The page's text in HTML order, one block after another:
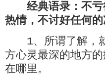
经典语录：不
热情，不讨好任何
1、所谓了解，
方心灵最深的地方
在哪里。